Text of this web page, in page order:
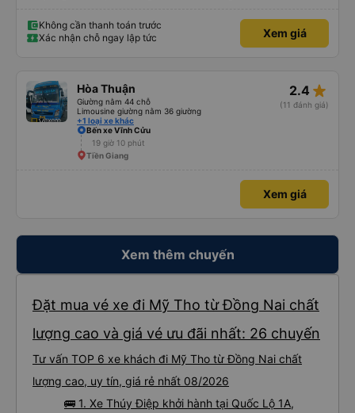
Không cần thanh toán trước
Xác nhận chỗ ngay lập tức
Xem giá
Hòa Thuận
Giường nằm 44 chỗ
Limousine giường nằm 36 giường
+1 loại xe khác
2.4 star_rate
(11 đánh giá)
Bến xe Vĩnh Cửu
19 giờ 10 phút
Tiền Giang
Xem giá
Xem thêm chuyến
Đặt mua vé xe đi Mỹ Tho từ Đồng Nai chất
lượng cao và giá vé ưu đãi nhất: 26 chuyến
Tư vấn TOP 6 xe khách đi Mỹ Tho từ Đồng Nai chất
lượng cao, uy tín, giá rẻ nhất 08/2026
🚌 1. Xe Thúy Điệp khởi hành tại Quốc Lộ 1A,